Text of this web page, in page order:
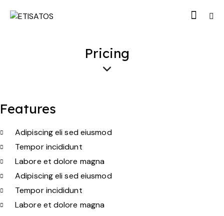
Pricing
Features
Adipiscing eli sed eiusmod
Tempor incididunt
Labore et dolore magna
Adipiscing eli sed eiusmod
Tempor incididunt
Labore et dolore magna